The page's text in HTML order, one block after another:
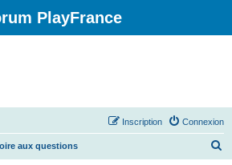
PlayFrance
Connexion
Inscription
aux questions